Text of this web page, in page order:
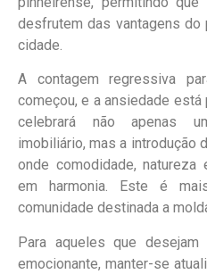
desfrutem das vantagens do
cidade.
A contagem regressiva
começou, e a ansiedade está
celebrará não apenas
imobiliário, mas a introdução
onde comodidade,
em harmonia. Este é
comunidade destinada a
Para aqueles que
emocionante, manter-se